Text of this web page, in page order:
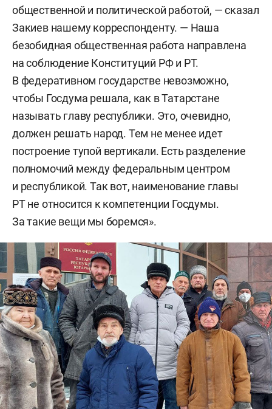
общественной и политической работой, — сказал
Закиев нашему корреспонденту. — Наша
безобидная общественная работа направлена
на соблюдение Конституций РФ и РТ.
В федеративном государстве невозможно,
чтобы Госдума решала, как в Татарстане
называть главу республики. Это, очевидно,
должен решать народ. Тем не менее идет
построение тупой вертикали. Есть разделение
полномочий между федеральным центром
и республикой. Так вот, наименование главы
РТ не относится к компетенции Госдумы.
За такие вещи мы боремся».